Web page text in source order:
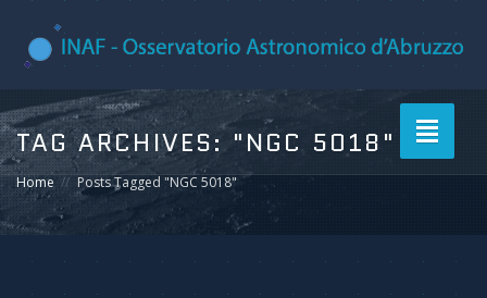
Toggle
TAG ARCHIVES: "NGC 5018"
Home Posts Tagged "NGC 5018"